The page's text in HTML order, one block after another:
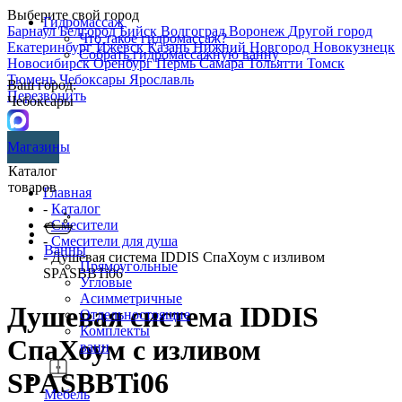
Выберите свой город
БарнаулБелгородБийск ВолгоградВоронеж Другой город
ЕкатеринбургИжевскКазаньНижний Новгород Новокузнецк
НовосибирскОренбургПермьСамараТольятти Томск
ТюменьЧебоксары Ярославль
Перезвонить
Гидромассаж
Что такое гидромассаж?
Собрать гидромассажную ванну
Ваш город:
Чебоксары
Магазины
Каталог
товаров
Ванны
Прямоугольные
Угловые
Асимметричные
Отдельностоящие
Комплекты
ванн
Мебель
Главная
- Каталог
-Смесители
- Смесители для душа
- Душевая система IDDIS СпаХоум с изливом
SPASBBTi06
Душевая система IDDIS
СпаХоум с изливом
SPASBBTi06